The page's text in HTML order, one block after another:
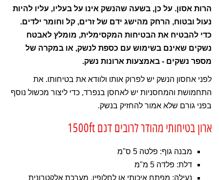
הרות אסון. על כן, בשעה שהנשק אינו על בעליו, עליו להיות
נעול ובטוח, הרחק מהישג ידם של זרים, קל וחומר ילדים.
כדי להבטיח את הבטיחות המקסימלית, מומלץ לאבטח
נשקים שאינם בשימוש עם כספת לנשק, או במקרה של
מספר נשקים - באמצעות ארונות נשק.
לפני אחסון הנשק יש לפרוק אותו ולוודא את בטיחותו. את
התחמושת והמחסניות יש לאחסן בנפרד, כדי ליצור מכשול נוסף
בפני גורם שלא אמור להחזיק בנשק.
ארון בטיחותי מהודר לרובים דגם 1500ft
מבנה גוף: פלטה 5 ס"מ
דלת: פלדה 5 מ"מ
נעילה: מפתח איכותי או לחלופין, מערכת אלקטרונית